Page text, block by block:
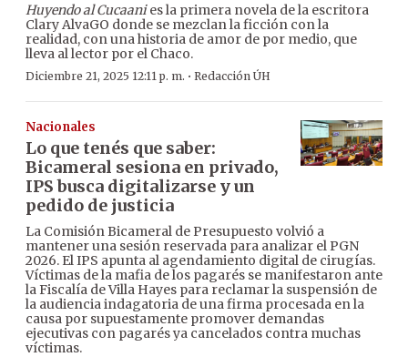
Huyendo al Cucaanies la primera novela de la escritora
Clary AlvaGO donde se mezclan la ficción con la
realidad, con una historia de amor de por medio, que
lleva al lector por el Chaco.
Diciembre 21, 2025 12:11 p. m. · Redacción ÚH
Nacionales
Lo que tenés que saber:
Bicameral sesiona en privado,
IPS busca digitalizarse y un
pedido de justicia
La Comisión Bicameral de Presupuesto volvió a
mantener una sesión reservada para analizar el PGN
2026. El IPS apunta al agendamiento digital de cirugías.
Víctimas de la mafia de los pagarés se manifestaron ante
la Fiscalía de Villa Hayes para reclamar la suspensión de
la audiencia indagatoria de una firma procesada en la
causa por supuestamente promover demandas
ejecutivas con pagarés ya cancelados contra muchas
víctimas.